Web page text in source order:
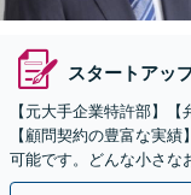
スタートアッ
【元大手企業特許部】
【顧問契約の豊富な実
可能です。どんな小さな
30分無料】【半蔵門駅徒